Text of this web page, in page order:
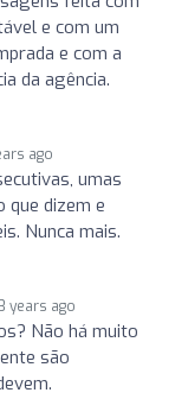
e com um
e com a
da agência.
ago
umas
que dizem e
Nunca mais.
years ago
Não há muito
são